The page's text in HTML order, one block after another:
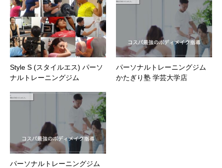
Style S (スタイルエス) パーソ
ナルトレーニングジム
パーソナルトレーニングジム
かたぎり塾 学芸大学店
パーソナルトレーニングジム